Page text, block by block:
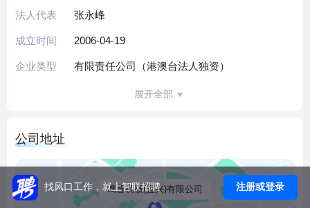
备柔性生产线设计与复杂零部件批量交付能力，服务网络覆
盖全球多个工业制造领域客户。
化，建有专业研发团队和数字化生产体系。公司秉承“精密创
造价值”的理念，持续推进智能制造升级，致力于为全球高端
（本介绍由DeepSeek AI智能生成，仅供参考）
法人代表 张永峰
成立时间 2006-04-19
企业类型 有限责任公司（港澳台法人独资）
展开全部
公司地址
鹰普机械(宜兴)有限公司
找风口工作，就上智联招聘 注册或登录